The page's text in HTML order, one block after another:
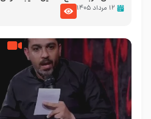
۱۲ مرداد ۱۴۰۵